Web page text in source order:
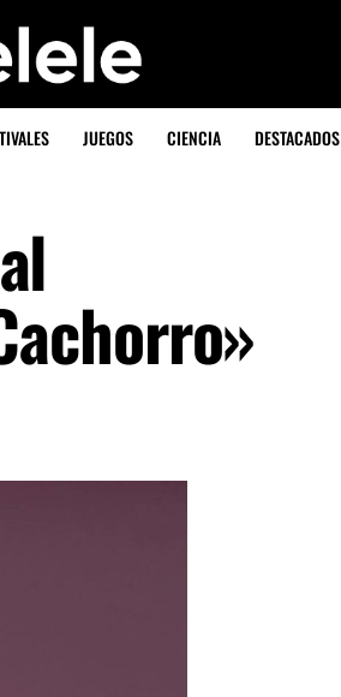
JUEGOS CIENCIA DESTACADOS